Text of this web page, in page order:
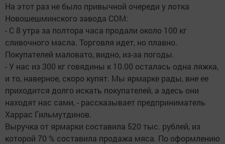
На этот раз не было привычной очереди у лотка
Новошешминского завода СОМ:
- С 8 утра за полтора часа продали около 100 кг
сливочного масла. Торговля идет, но плавно.
Покупателей маловато, видно, из-за погоды.
- У нас из 300 кг говядины к 10.00 осталась одна ляжка,
и то, наверное, скоро купят. Мы ярмарке рады, вне ее
приходится долго искать покупателей, а здесь они
находят нас сами, - рассказывает предприниматель
Харрас Гильмутдинов.
Выручка от ярмарки составила 520 тыс. рублей, из
которой 70 % составила продажа мяса. По оформлению